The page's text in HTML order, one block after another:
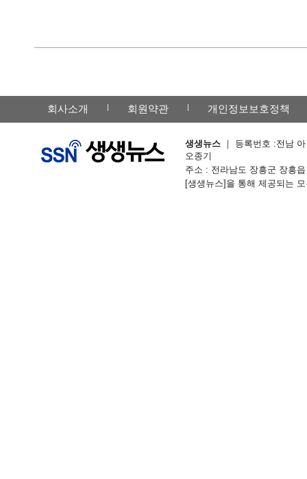
회사소개 회원약관 개인정보보호정책
생생뉴스 ｜ 등록번호 :전남
오종기
주소 : 전라남도 장흥군 장흥
[생생뉴스]을 통해 제공되는